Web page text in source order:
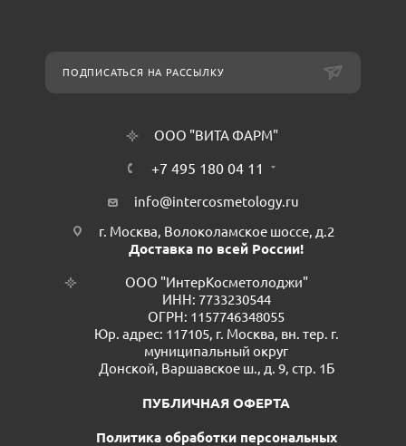
ПОДПИСАТЬСЯ НА РАССЫЛКУ
ООО "ВИТА ФАРМ"
+7 495 180 04 11
info@intercosmetology.ru
г. Москва, Волоколамское шоссе, д.2
Доставка по всей России!
ООО "ИнтерКосметолоджи"
ИНН: 7733230544
ОГРН: 1157746348055
Юр. адрес: 117105, г. Москва, вн. тер. г.
муниципальный округ
Донской, Варшавское ш., д. 9, стр. 1Б
ПУБЛИЧНАЯ ОФЕРТА
Политика обработки персональных